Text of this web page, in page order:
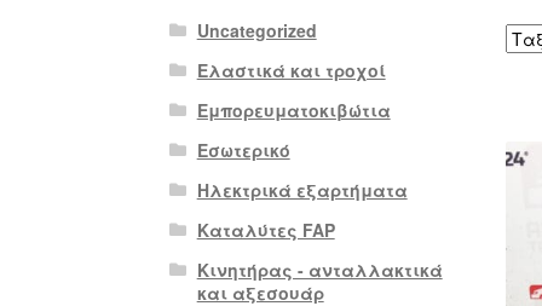
Uncategorized
Ελαστικά και τροχοί
Εμπορευματοκιβώτια
Εσωτερικό
Ηλεκτρικά εξαρτήματα
Καταλύτες FAP
Κινητήρας - ανταλλακτικά
και αξεσουάρ